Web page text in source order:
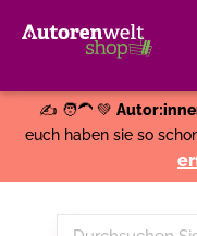
✍️ 🧑‍🦱 💚
euch haben sie so
Durchsuchen